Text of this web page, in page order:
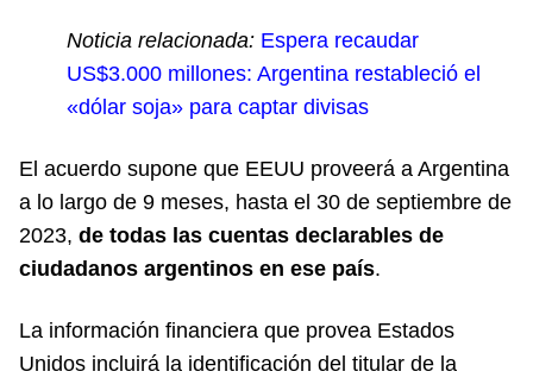
Noticia relacionada: Espera recaudar
US$3.000 millones: Argentina restableció el
«dólar soja» para captar divisas
El acuerdo supone que EEUU proveerá a Argentina
a lo largo de 9 meses, hasta el 30 de septiembre de
2023, de todas las cuentas declarables de
ciudadanos argentinos en ese país.
La información financiera que provea Estados
Unidos incluirá la identificación del titular de la